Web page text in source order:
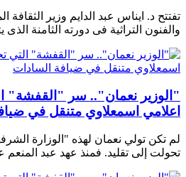
تفتتح د. ايناس عبد الدايم وزير الثقافة
والفنون التراثية فى دورته الثامنة الذى
"الوزير نعمان".. سر "القفشة"
اعلامي اسمعلاوي متنقل في
لم تكن تولي نعمان لهذه "الوزارة
تحولت إلى تقليد. فمنذ عهد عبد المنعم